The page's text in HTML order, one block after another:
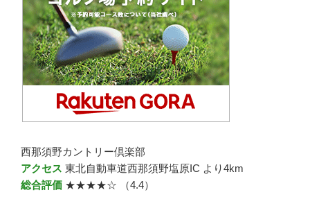
西那須野カントリー倶楽部
アクセス 東北自動車道西那須野塩原IC より4km
総合評価 ★★★★☆ （4.4）